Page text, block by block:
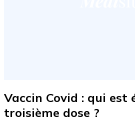
Vaccin Covid : qui est
troisième dose ?